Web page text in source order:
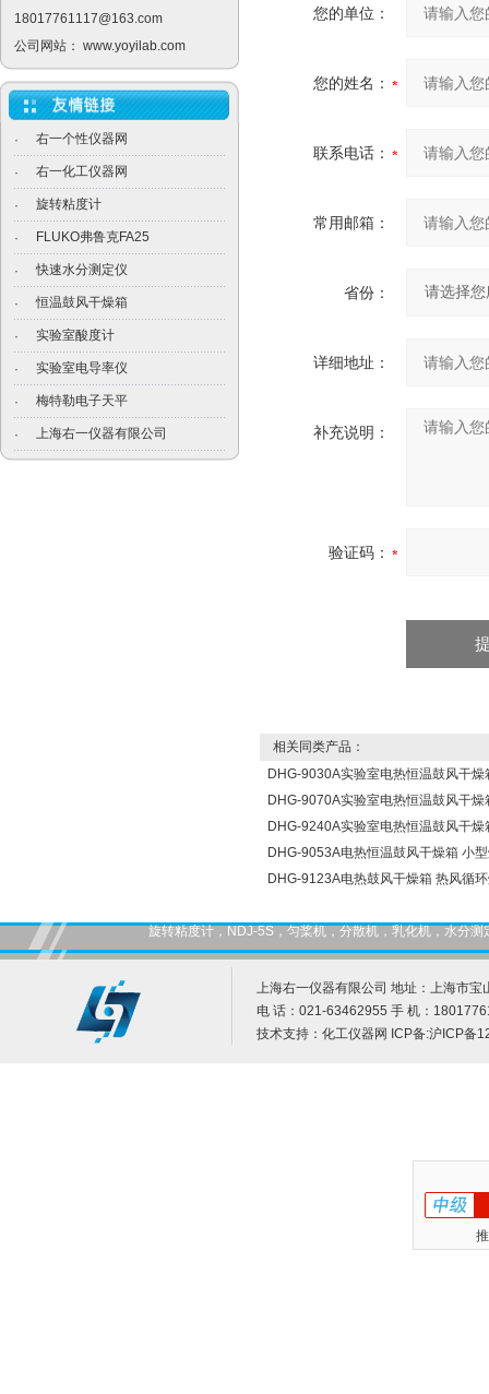
18017761117@163.com
公司网站： www.yoyilab.com
· 右一个性仪器网
· 右一化工仪器网
· 旋转粘度计
· FLUKO弗鲁克FA25
· 快速水分测定仪
· 恒温鼓风干燥箱
· 实验室酸度计
· 实验室电导率仪
· 梅特勒电子天平
· 上海右一仪器有限公司
您的单位：
您的姓名：
联系电话：
常用邮箱：
省份：
详细地址：
补充说明：
验证码：
相关同类产品：
DHG-9030A实验室电热恒温鼓风干燥
DHG-9070A实验室电热恒温鼓风干燥
DHG-9240A实验室电热恒温鼓风干燥
DHG-9053A电热恒温鼓风干燥箱 小
DHG-9123A电热鼓风干燥箱 热风循
旋转粘度计，NDJ-5S，匀桨机，分散机，乳化机，水分
上海右一仪器有限公司 地址：上海市宝
电 话：021-63462955 手 机：
技术支持： 化工仪器网 ICP备:沪ICP备